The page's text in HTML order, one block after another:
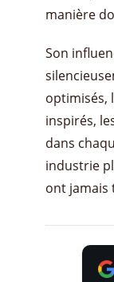
manière
Son
optimisés,
inspirés,
dans
industrie
ont jamais